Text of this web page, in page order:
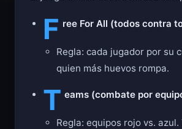
F ree For All (todos contra
Regla: cada jugador por su
quien más huevos rompa.
T eams (combate por
Regla: equipos rojo vs. azul.